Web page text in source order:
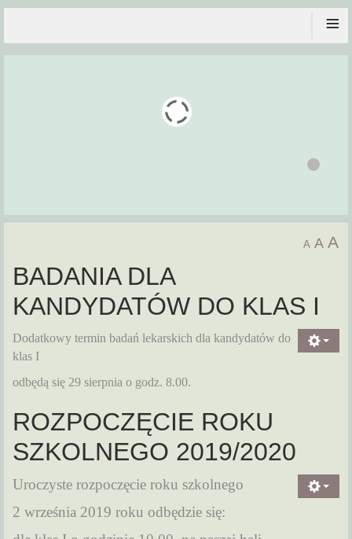
≡
A A A
BADANIA DLA
KANDYDATÓW DO KLAS I
Dodatkowy termin badań lekarskich dla kandydatów do
klas I
odbędą się 29 sierpnia o godz. 8.00.
ROZPOCZĘCIE ROKU
SZKOLNEGO 2019/2020
Uroczyste rozpoczęcie roku szkolnego
2 września 2019 roku odbędzie się: